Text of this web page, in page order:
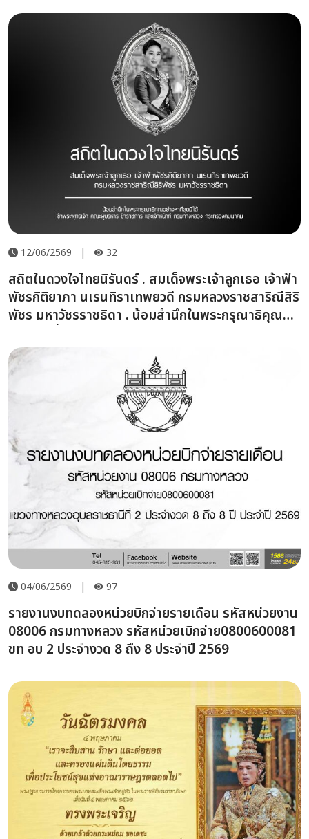
12/06/2569 | 32
สถิตในดวงใจไทยนิรันดร์ . สมเด็จพระเจ้าลูกเธอ เจ้าฟ้า
พัชรกิติยาภา นเรนทิราเทพยวดี กรมหลวงราชสาริณีสิริ
พัชร มหาวัชรราชธิดา . น้อมสำนึกในพระกรุณาธิคุณ
ข้าราชการ และเจ้าหน้าที่ กรมทางหลวง กระทรวง
คมนาคม
04/06/2569 | 97
รายงานงบทดลองหน่วยบิกจ่ายรายเดือน รหัสหน่วยงาน
08006 กรมทางหลวง รหัสหน่วยเบิกจ่าย0800600081
ขท อบ 2 ประจำงวด 8 ถึง 8 ประจำปี 2569